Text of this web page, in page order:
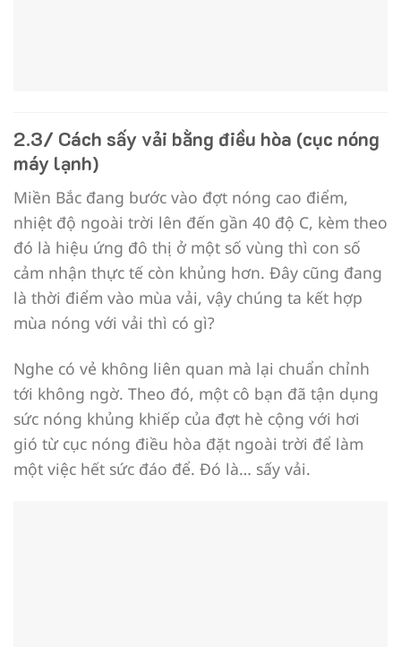
2.3/ Cách sấy vải bằng điều hòa (cục nóng
máy lạnh)
Miền Bắc đang bước vào đợt nóng cao điểm,
nhiệt độ ngoài trời lên đến gần 40 độ C, kèm theo
đó là hiệu ứng đô thị ở một số vùng thì con số
cảm nhận thực tế còn khủng hơn. Đây cũng đang
là thời điểm vào mùa vải, vậy chúng ta kết hợp
mùa nóng với vải thì có gì?
Nghe có vẻ không liên quan mà lại chuẩn chỉnh
tới không ngờ. Theo đó, một cô bạn đã tận dụng
sức nóng khủng khiếp của đợt hè cộng với hơi
gió từ cục nóng điều hòa đặt ngoài trời để làm
một việc hết sức đáo để. Đó là… sấy vải.